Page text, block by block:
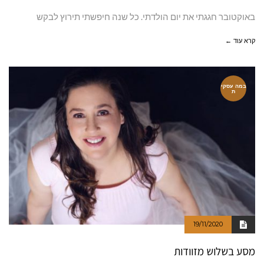
באוקטובר חגגתי את יום הולדתי. כל שנה חיפשתי תירוץ לבקש
קרא עוד ←
במה עסקי
ת
19/11/2020
מסע בשלוש מזוודות